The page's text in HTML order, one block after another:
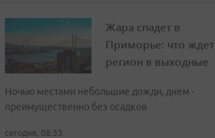
Жара спадет в
Приморье: что ждет
регион в выходные
Ночью местами небольшие дожди, днем -
преимущественно без осадков
сегодня, 08:33